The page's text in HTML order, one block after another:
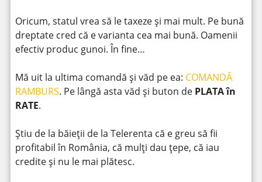
Oricum, statul vrea să le taxeze și mai mult. Pe bună
dreptate cred că e varianta cea mai bună. Oamenii
efectiv produc gunoi. În fine…
Mă uit la ultima comandă și văd pe ea: COMANDĂ
RAMBURS. Pe lângă asta văd și buton de PLATA în
RATE.
Știu de la băieții de la Telerenta că e greu să fii
profitabil în România, că mulți dau țepe, că iau
credite și nu le mai plătesc.